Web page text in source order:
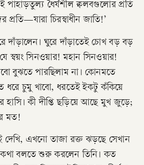
ধৈর্যশীল ক্বলবগুলোর প্রতি
চিরস্বাধীন জাতি!’
দাঁড়ালেন। ঘুরে দাঁড়াতেই চোখ বড় বড়
স্বয়ং সিনওয়ার! মহান সিনওয়ার!
বুঝতে পারছিলাম না। কোনমতে
ধরে চুমু খাবো, ধরতেই ইকটু কঁকিয়ে
হাসি। কী দীপ্তি ছড়িয়ে আছে মুখ জুড়ে;
মত!
দেখি, এখনো তাজা রক্ত ঝড়ছে সেখান
কথা বলতে শুরু করলেন তিনি। কত